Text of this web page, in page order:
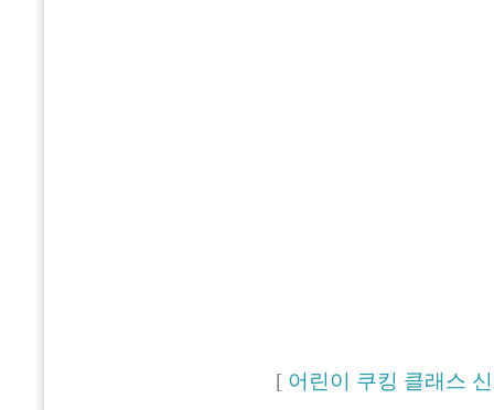
[ 어린이 쿠킹 클래스